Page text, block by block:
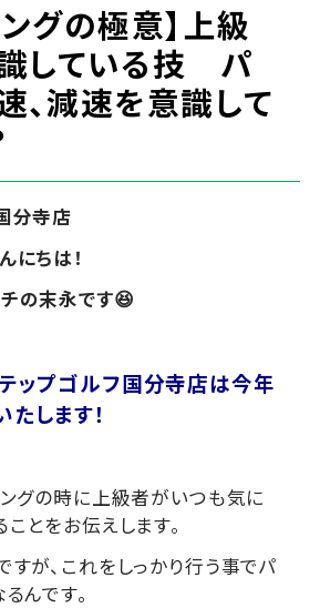
ングの極意】上級
している技 パ
、減速を意識して
分寺店
ちは！
の末永です😆
ップゴルフ国分寺店は今年
します！
ングの時に上級者がいつも気に
とをお伝えします。
すが、これをしっかり行う事でパ
んです。